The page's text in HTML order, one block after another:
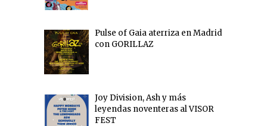
Pulse of Gaia aterriza en Madrid
con GORILLAZ
Joy Division, Ash y más
leyendas noventeras al VISOR
FEST